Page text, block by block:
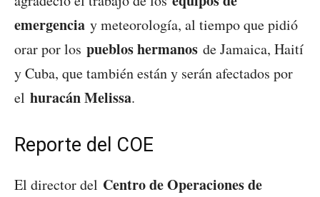
emergencia y meteorología, al tiempo que pidió
orar por los pueblos hermanos de Jamaica, Haití
y Cuba, que también están y serán afectados por
el huracán Melissa.
Reporte del COE
El director del Centro de Operaciones de